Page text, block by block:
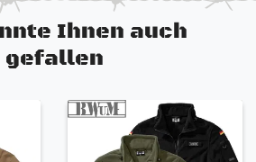
Ihnen auch
gefallen